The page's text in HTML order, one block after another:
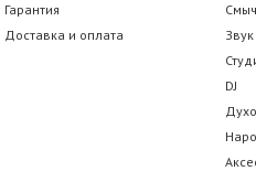
Гарантия
Доставка и оплата
Звук
DJ